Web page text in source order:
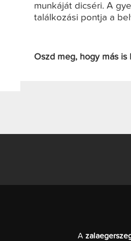
munkáját dicséri. A
találkozási pontja a
Oszd meg, hogy más is
A